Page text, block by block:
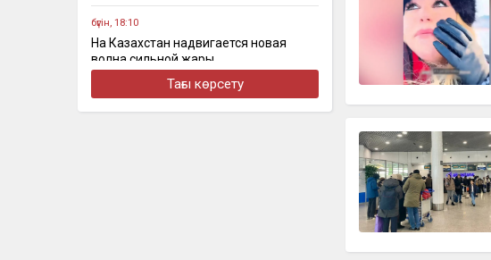
бүгін, 18:10
На Казахстан надвигается новая
волна сильной жары
Алматыда құрылысшыларды кәсіби
Тағы көрсету